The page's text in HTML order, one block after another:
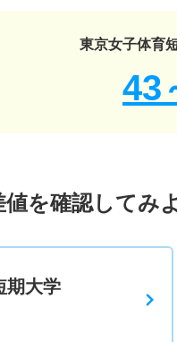
東京女子体育
43
を確認してみ
期大学